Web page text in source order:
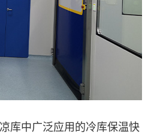
中广泛应用的冷库保温快